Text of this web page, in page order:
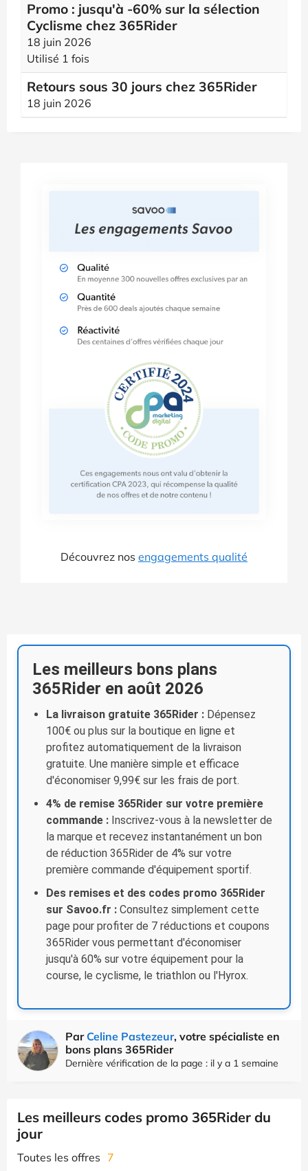
Promo : jusqu'à -60% sur la sélection
Cyclisme chez 365Rider
18 juin 2026
Utilisé 1 fois
Retours sous 30 jours chez 365Rider
18 juin 2026
Découvrez nos engagements qualité
Les meilleurs bons plans
365Rider en août 2026
La livraison gratuite 365Rider : Dépensez
100€ ou plus sur la boutique en ligne et
profitez automatiquement de la livraison
gratuite. Une manière simple et efficace
d'économiser 9,99€ sur les frais de port.
4% de remise 365Rider sur votre première
commande : Inscrivez-vous à la newsletter de
la marque et recevez instantanément un bon
de réduction 365Rider de 4% sur votre
première commande d'équipement sportif.
Des remises et des codes promo 365Rider
sur Savoo.fr : Consultez simplement cette
page pour profiter de 7 réductions et coupons
365Rider vous permettant d'économiser
jusqu'à 60% sur votre équipement pour la
course, le cyclisme, le triathlon ou l'Hyrox.
Par Celine Pastezeur, votre spécialiste en
bons plans 365Rider
Dernière vérification de la page : il y a 1 semaine
Les meilleurs codes promo 365Rider du
jour
Toutes les offres 7